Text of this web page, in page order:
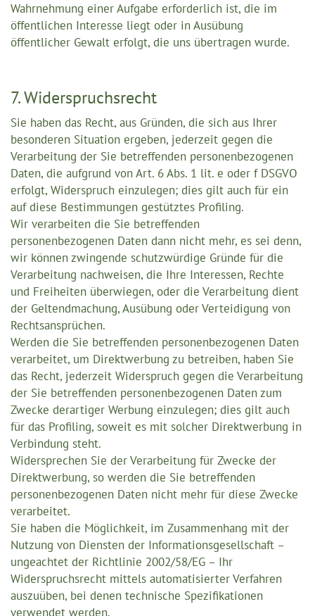
Wahrnehmung einer Aufgabe erforderlich ist, die im
öffentlichen Interesse liegt oder in Ausübung
öffentlicher Gewalt erfolgt, die uns übertragen wurde.
7. Widerspruchsrecht
Sie haben das Recht, aus Gründen, die sich aus Ihrer
besonderen Situation ergeben, jederzeit gegen die
Verarbeitung der Sie betreffenden personenbezogenen
Daten, die aufgrund von Art. 6 Abs. 1 lit. e oder f DSGVO
erfolgt, Widerspruch einzulegen; dies gilt auch für ein
auf diese Bestimmungen gestütztes Profiling.
Wir verarbeiten die Sie betreffenden
personenbezogenen Daten dann nicht mehr, es sei denn,
wir können zwingende schutzwürdige Gründe für die
Verarbeitung nachweisen, die Ihre Interessen, Rechte
und Freiheiten überwiegen, oder die Verarbeitung dient
der Geltendmachung, Ausübung oder Verteidigung von
Rechtsansprüchen.
Werden die Sie betreffenden personenbezogenen Daten
verarbeitet, um Direktwerbung zu betreiben, haben Sie
das Recht, jederzeit Widerspruch gegen die Verarbeitung
der Sie betreffenden personenbezogenen Daten zum
Zwecke derartiger Werbung einzulegen; dies gilt auch
für das Profiling, soweit es mit solcher Direktwerbung in
Verbindung steht.
Widersprechen Sie der Verarbeitung für Zwecke der
Direktwerbung, so werden die Sie betreffenden
personenbezogenen Daten nicht mehr für diese Zwecke
verarbeitet.
Sie haben die Möglichkeit, im Zusammenhang mit der
Nutzung von Diensten der Informationsgesellschaft –
ungeachtet der Richtlinie 2002/58/EG – Ihr
Widerspruchsrecht mittels automatisierter Verfahren
auszuüben, bei denen technische Spezifikationen
verwendet werden.